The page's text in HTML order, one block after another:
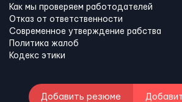
Как мы проверяем работодателей
Отказ от ответственности
Современное утверждение рабства
Политика жалоб
Кодекс этики
Добавить резюме